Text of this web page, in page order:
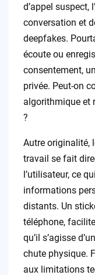
d’appel suspect,
conversation et
deepfakes.
écoute ou
consentement,
privée. Peut-on
algorithmique et
?
Autre originalité,
travail se fait
l’utilisateur, ce
informations
distants. Un
téléphone,
qu’il s’agisse
chute physique.
aux limitations